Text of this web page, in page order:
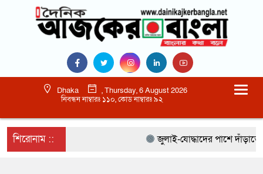
Dhaka
, Thursday, 6 August 2026
নিবন্ধন নাম্বারঃ ১১০, কোড নাম্বারঃ ৯২
শিরোনাম :: জুলাই-যোদ্ধাদের পাশে দাঁড়াতে